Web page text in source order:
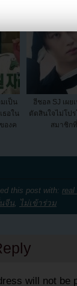
เป็น
ธอใน
องค
ฮีชอล SJ เผย
ตัดสินใจไม่โป
สมาชิก
this post with: real
จีน, ไม่เข้าร่วม
will not be